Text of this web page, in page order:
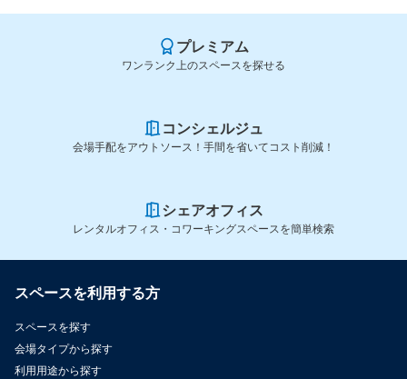
プレミアム
ワンランク上のスペースを探せる
コンシェルジュ
会場手配をアウトソース！手間を省いてコスト削減！
シェアオフィス
レンタルオフィス・コワーキングスペースを簡単検索
スペースを利用する方
スペースを探す
会場タイプから探す
利用用途から探す